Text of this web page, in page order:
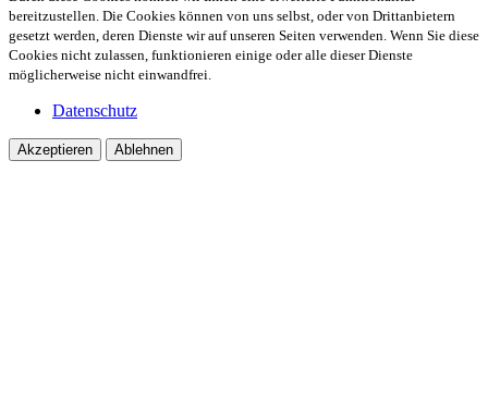
bereitzustellen. Die Cookies können von uns selbst, oder von Drittanbietern
gesetzt werden, deren Dienste wir auf unseren Seiten verwenden. Wenn Sie diese
Cookies nicht zulassen, funktionieren einige oder alle dieser Dienste
möglicherweise nicht einwandfrei.
Datenschutz
Akzeptieren Ablehnen